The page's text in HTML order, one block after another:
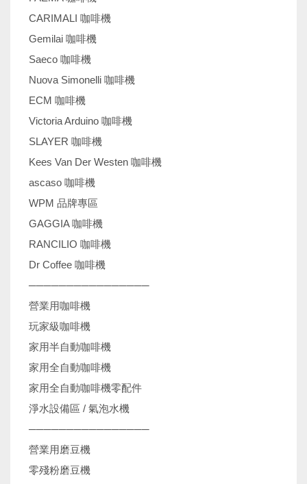
CARIMALI 咖啡機
Gemilai 咖啡機
Saeco 咖啡機
Nuova Simonelli 咖啡機
ECM 咖啡機
Victoria Arduino 咖啡機
SLAYER 咖啡機
Kees Van Der Westen 咖啡機
ascaso 咖啡機
WPM 品牌專區
GAGGIA 咖啡機
RANCILIO 咖啡機
Dr Coffee 咖啡機
────────────────
營業用咖啡機
玩家級咖啡機
家用半自動咖啡機
家用全自動咖啡機
家用全自動咖啡機零配件
淨水設備區 / 氣泡水機
────────────────
營業用磨豆機
零殘粉磨豆機